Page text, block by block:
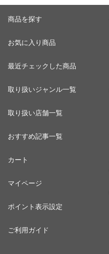
商品を探す
お気に入り商品
最近チェックした商品
取り扱いジャンル一覧
取り扱い店舗一覧
おすすめ記事一覧
カート
マイページ
ポイント表示設定
ご利用ガイド